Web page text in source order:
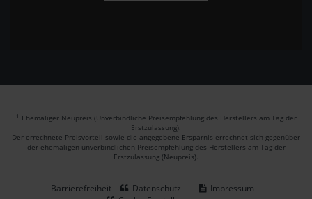
1 Ehemaliger Neupreis (Unverbindliche Preisempfehlung des Herstellers am Tag der
Erstzulassung).
Der errechnete Preisvorteil sowie die angegebene Ersparnis errechnet sich gegenüber
der ehemaligen unverbindlichen Preisempfehlung des Herstellers am Tag der
Erstzulassung (Neupreis).
Barrierefreiheit Datenschutz
Impressum